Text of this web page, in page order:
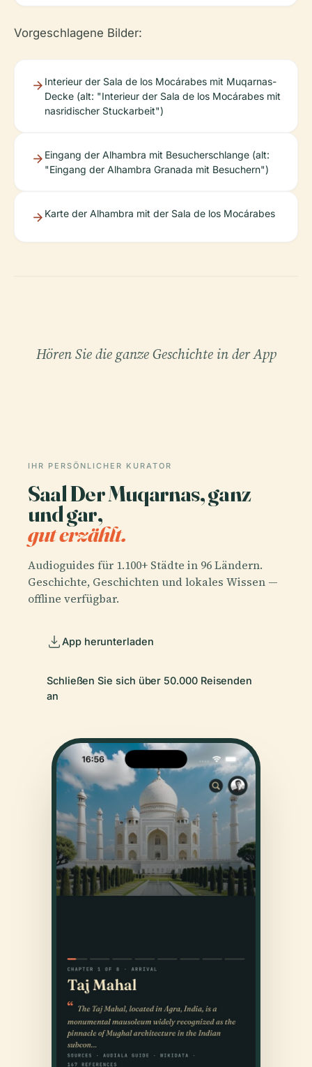
Vorgeschlagene Bilder:
Interieur der Sala de los Mocárabes mit Muqarnas-
Decke (alt: "Interieur der Sala de los Mocárabes mit
nasridischer Stuckarbeit")
Eingang der Alhambra mit Besucherschlange (alt:
"Eingang der Alhambra Granada mit Besuchern")
Karte der Alhambra mit der Sala de los Mocárabes
Hören Sie die ganze Geschichte in der App
IHR PERSÖNLICHER KURATOR
Saal Der Muqarnas, ganz
und gar,
gut erzählt.
Audioguides für 1.100+ Städte in 96 Ländern.
Geschichte, Geschichten und lokales Wissen —
offline verfügbar.
App herunterladen
Schließen Sie sich über 50.000 Reisenden
an